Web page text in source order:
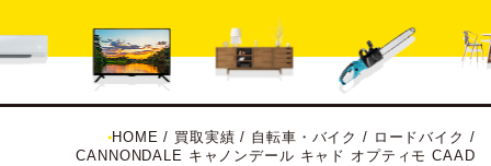
HOME / 買取実績 / 自転車・バイク / ロードバイク /
CANNONDALE キャノンデール キャド オプティモ CAAD